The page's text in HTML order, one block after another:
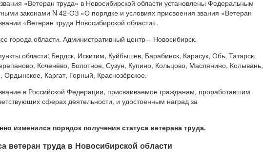
«Ветеран труда» в Новосибирской области установлены Федеральным
законами N 42-ОЗ «О порядке и условиях присвоения звания «Ветеран
«Ветеран труда Новосибирской области».
города области. Административный центр – Новосибирск.
области: Бердск, Искитим, Куйбышев, Барабинск, Карасук, Обь, Татарск,
Коченёво, Болотное, Сузун, Купино, Кольцово, Маслянино, Колывань,
Каргат, Горный, Краснозёрское.
в Российской Федерации, присваиваемое гражданам, проработавшим
сферах деятельности, и удостоенным наград за
изменился порядок получения статуса ветерана труда.
ветеран труда в Новосибирской области